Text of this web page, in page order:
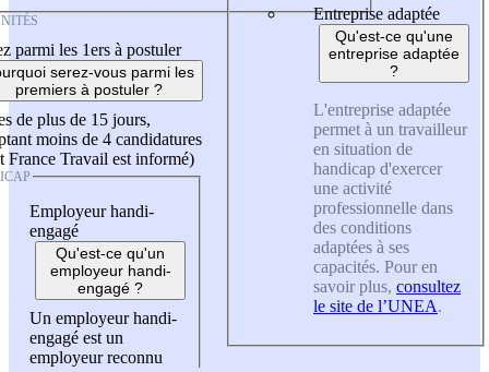
parmi les 1ers à postuler
serez-vous parmi les
premiers à postuler ?
de plus de 15 jours,
moins de 4 candidatures
France Travail est informé)
Employeur handi-
engagé
Qu'est-ce qu'un
employeur handi-
engagé ?
Un employeur handi-
engagé est un
employeur reconnu
Entreprise adaptée
Qu'est-ce qu'une
entreprise adaptée
?
L'entreprise adaptée
permet à un travailleur
en situation de
handicap d'exercer
une activité
professionnelle dans
des conditions
adaptées à ses
capacités. Pour en
savoir plus, consultez
le site de l’UNEA.